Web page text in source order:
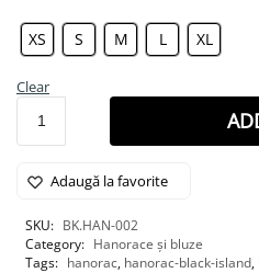
XS S M L XL
Clear
Adaugă la favorite
SKU: BK.HAN-002
Category: Hanorace și bluze
Tags: hanorac, hanorac-black-island,